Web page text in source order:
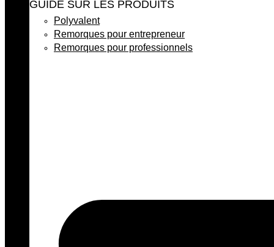
GUIDE SUR LES PRODUITS
Polyvalent
Remorques pour entrepreneur
Remorques pour professionnels